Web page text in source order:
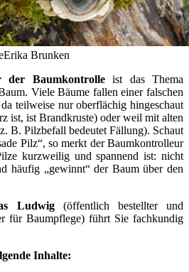
Erika Brunken
der Baumkontrolleist das Thema
Viele Bäume fallen einer falschen
teilweise nur oberflächig hingeschaut
ist, ist Brandkruste) oder weil mit alten
B. Pilzbefall bedeutet Fällung). Schaut
Pilz“, so merkt der Baumkontrolleur
kurzweilig und spannend ist: nicht
häufig „gewinnt“ der Baum über den
Ludwig(öffentlich bestellter und
für Baumpflege) führt Sie fachkundig
Inhalte: